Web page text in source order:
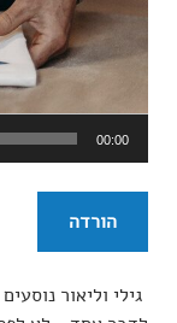
אודיו
00:00
הורדה
גילי וליאור